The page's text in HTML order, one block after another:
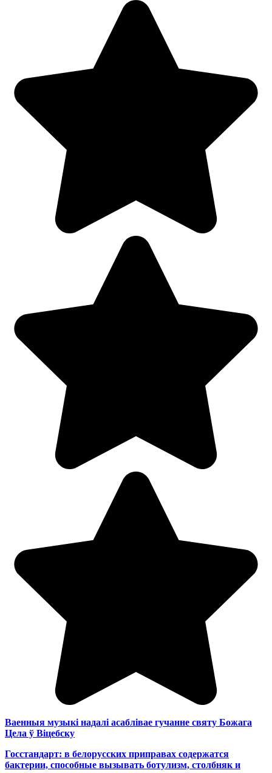
Ваенныя музыкі надалі асаблівае гучанне святу Божага
Цела ў Віцебску
Госстандарт: в белорусских приправах содержатся
бактерии, способные вызывать ботулизм, столбняк и